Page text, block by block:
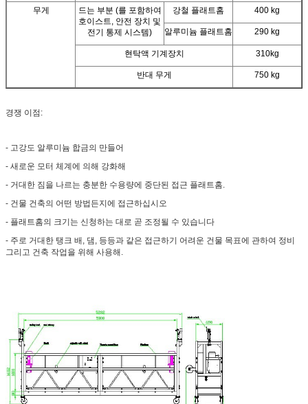
무게
드는 부분 (를 포함하여
호이스트, 안전 장치 및
전기 통제 시스템)
강철 플래트홈 400 kg
알루미늄 플래트홈 290 kg
현탁액 기계장치 310kg
반대 무게 750 kg
경쟁 이점:
- 고강도 알루미늄 합금의 만들어
- 새로운 모터 체계에 의해 강화해
- 거대한 짐을 나르는 충분한 수용량에 중단된 접근 플래트홈.
- 건물 건축의 어떤 방법든지에 접근하십시오
- 플래트홈의 크기는 신청하는 대로 곧 조정될 수 있습니다
- 주로 거대한 탱크 배, 댐, 등등과 같은 접근하기 어려운 건물 목표에 관하여 정비
그리고 건축 작업을 위해 사용해.